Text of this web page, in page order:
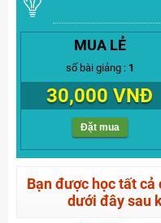
MUA LẺ
số bài giảng : 1
30,000 VNĐ
Đặt mua
Bạn được học tất
dưới đây sau